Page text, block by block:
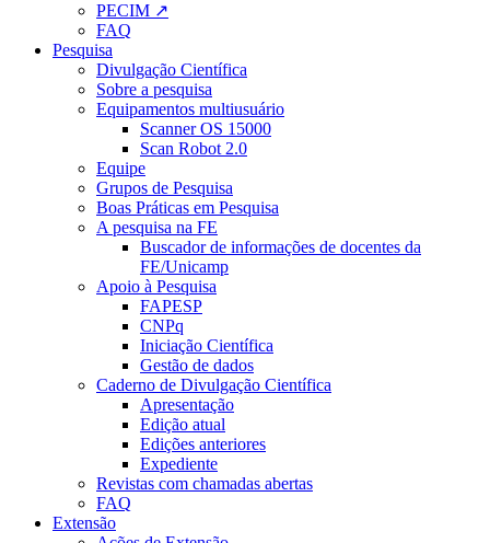
PECIM ↗
FAQ
Pesquisa
Divulgação Científica
Sobre a pesquisa
Equipamentos multiusuário
Scanner OS 15000
Scan Robot 2.0
Equipe
Grupos de Pesquisa
Boas Práticas em Pesquisa
A pesquisa na FE
Buscador de informações de docentes da
FE/Unicamp
Apoio à Pesquisa
FAPESP
CNPq
Iniciação Científica
Gestão de dados
Caderno de Divulgação Científica
Apresentação
Edição atual
Edições anteriores
Expediente
Revistas com chamadas abertas
FAQ
Extensão